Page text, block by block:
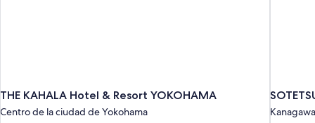
THE KAHALA Hotel & Resort YOKOHAMA
Centro de la ciudad de Yokohama Kanagawa